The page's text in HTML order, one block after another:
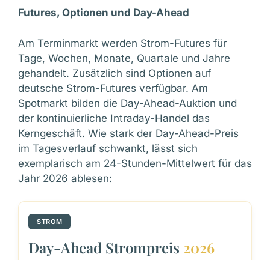
Futures, Optionen und Day-Ahead
Am Terminmarkt werden Strom-Futures für
Tage, Wochen, Monate, Quartale und Jahre
gehandelt. Zusätzlich sind Optionen auf
deutsche Strom-Futures verfügbar. Am
Spotmarkt bilden die Day-Ahead-Auktion und
der kontinuierliche Intraday-Handel das
Kerngeschäft. Wie stark der Day-Ahead-Preis
im Tagesverlauf schwankt, lässt sich
exemplarisch am 24-Stunden-Mittelwert für das
Jahr 2026 ablesen:
STROM
Day-Ahead Strompreis 2026